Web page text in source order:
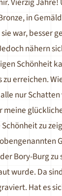
in
war, besser
nähern
Schönheit
erreichen.
nur
meine
zu
Bory-Burg zu
wurde. Da
Hat es